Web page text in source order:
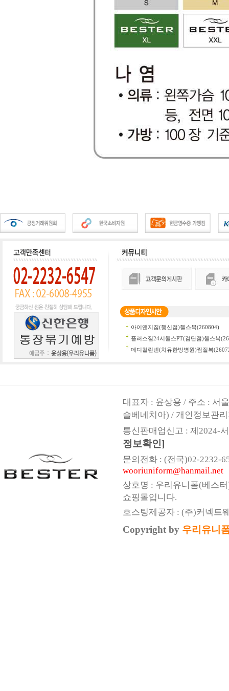
대표자 : 윤상용 / 주소 : 서
슬베네치아) / 개인정보관
통신판매업신고 : 제2024-
정보확인]
문의전화 : (전국)02-2232-
wooriuniform@hanmail.net
상호명 : 우리유니폼(베스
쇼핑몰입니다.
호스팅제공자 : (주)커넥트
Copyright by 우리유니